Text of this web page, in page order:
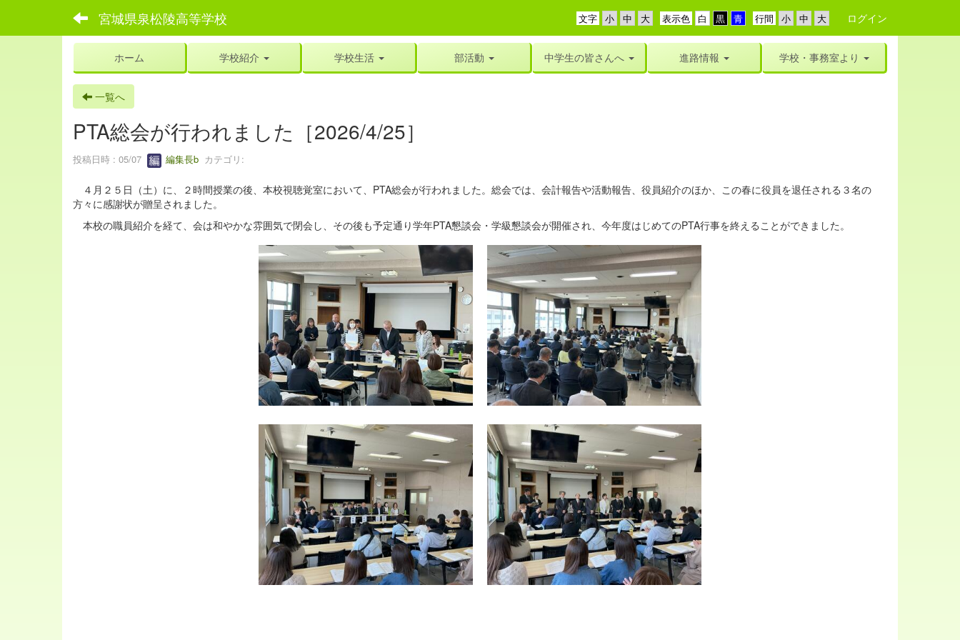
宮城県泉松陵高等学校 行間
表示色
文字 ログイン
ホーム 学校紹介 学校生活 部活動 中学生の皆さんへ 進路情報 学校・事務室より
一覧へ
PTA総会が行われました［2026/4/25］
投稿日時 : 05/07 編集長b カテゴリ:
４月２５日（土）に、２時間授業の後、本校視聴覚室において、PTA総会が行われました。総会では、会計報告や活動報告、役員紹介のほか、この春に役員を退任される３名の
方々に感謝状が贈呈されました。
本校の職員紹介を経て、会は和やかな雰囲気で閉会し、その後も予定通り学年PTA懇談会・学級懇談会が開催され、今年度はじめてのPTA行事を終えることができました。